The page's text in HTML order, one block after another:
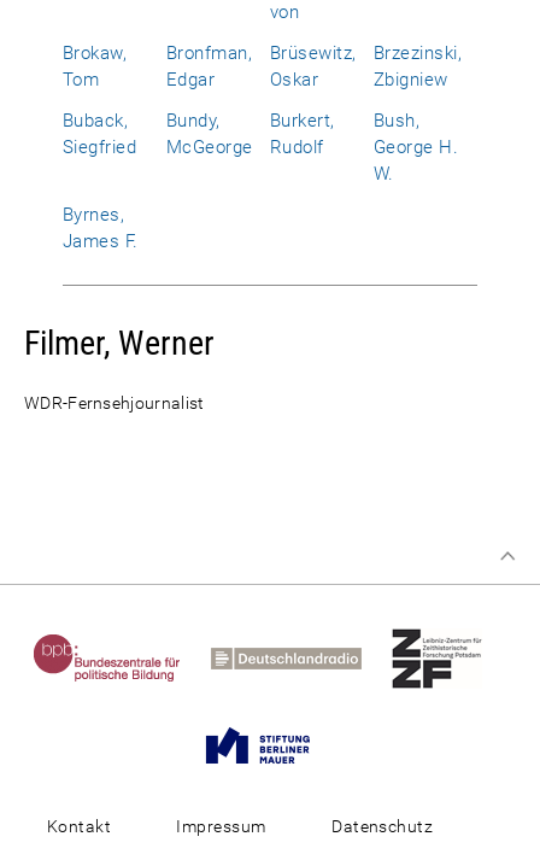
von
Brokaw,
Tom
Bronfman,
Edgar
Brüsewitz,
Oskar
Brzezinski,
Zbigniew
Buback,
Siegfried
Bundy,
McGeorge
Burkert,
Rudolf
Bush,
George H.
W.
Byrnes,
James F.
Filmer, Werner
WDR-Fernsehjournalist
Kontakt Impressum Datenschutz